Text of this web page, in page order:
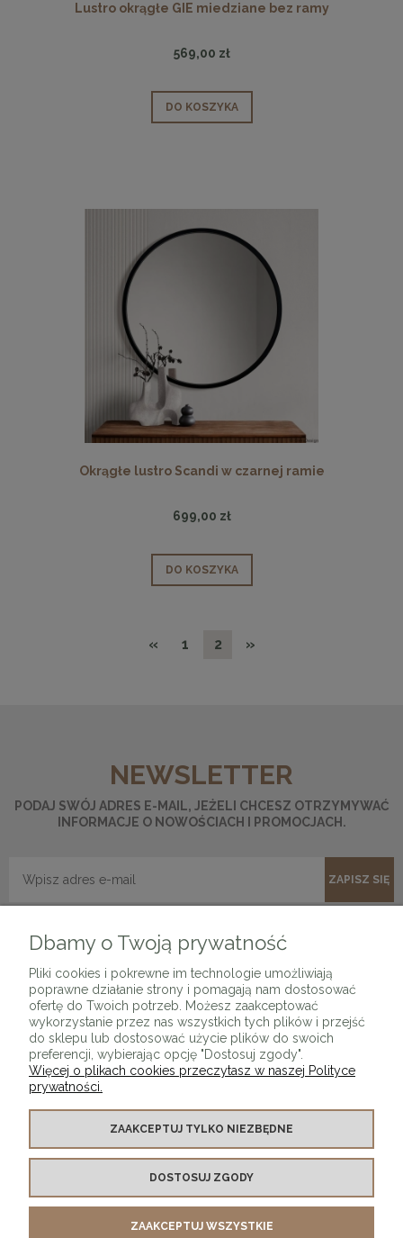
Lustro okrągłe GIE miedziane bez ramy
569,00 zł
DO KOSZYKA
Okrągłe lustro Scandi w czarnej ramie
699,00 zł
DO KOSZYKA
« 1 2 »
NEWSLETTER
PODAJ SWÓJ ADRES E-MAIL, JEŻELI CHCESZ OTRZYMYWAĆ
INFORMACJE O NOWOŚCIACH I PROMOCJACH.
ZAPISZ SIĘ
O SKLEPIE
KONTAKT Z NAMI
PŁATNOŚCI I DOSTAWA
Dbamy o Twoją prywatność
Pliki cookies i pokrewne im technologie umożliwiają
poprawne działanie strony i pomagają nam dostosować
ofertę do Twoich potrzeb. Możesz zaakceptować
wykorzystanie przez nas wszystkich tych plików i przejść
do sklepu lub dostosować użycie plików do swoich
preferencji, wybierając opcję "Dostosuj zgody".
Więcej o plikach cookies przeczytasz w naszej Polityce
prywatności.
ZAAKCEPTUJ TYLKO NIEZBĘDNE
DOSTOSUJ ZGODY
ZAAKCEPTUJ WSZYSTKIE